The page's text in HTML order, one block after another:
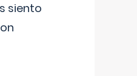
siento